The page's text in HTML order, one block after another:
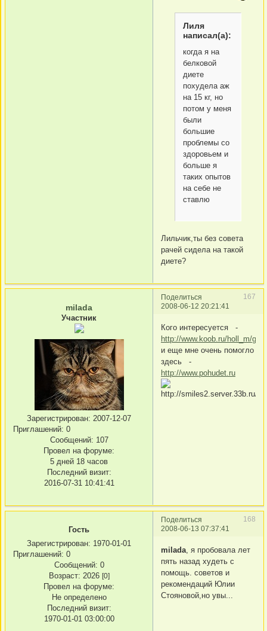
Лиля
написал(а):
когда я на
белковой
диете
похудела аж
на 15 кг, но
потом у меня
были
большие
проблемы со
здоровьем и
больше я
таких опытов
на себе не
ставлю
Лильчик,ты без совета
рачей сидела на такой
диете?
Поделиться
167
2008-06-12 20:21:41
milada
Участник
Зарегистрирован: 2007-12-07
Приглашений: 0
Сообщений: 107
Провел на форуме:
5 дней 18 часов
Последний визит:
2016-07-31 10:41:41
Кого интересуется -
http://www.koob.ru/holl_m/
и еще мне очень помогло
здесь -
http://www.pohudet.ru
Поделиться
168
2008-06-13 07:37:41
Гость
Зарегистрирован: 1970-01-01
Приглашений: 0
Сообщений: 0
Возраст: 2026 [0]
Провел на форуме:
Не определено
Последний визит:
1970-01-01 03:00:00
milada , я пробовала лет
пять назад худеть с
помощь. советов и
рекомендаций Юлии
Стояновой,но увы...